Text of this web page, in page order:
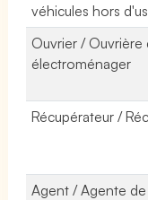
véhicules hors
Ouvrier / Ouvrière
électroménager
Récupérateur /
Agent / Agente